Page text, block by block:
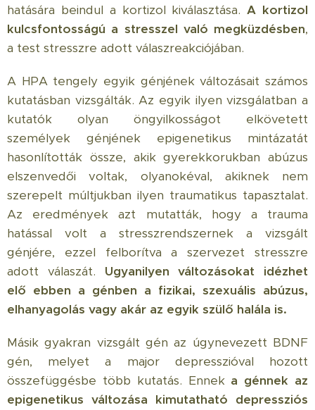
hatására beindul a kortizol kiválasztása.A kortizol
kulcsfontosságú a stresszel való megküzdésben,
a test stresszre adott válaszreakciójában.
A HPA tengely egyik génjének változásait számos
kutatásban vizsgálták. Az egyik ilyen vizsgálatban a
kutatók olyan öngyilkosságot elkövetett
személyek génjének epigenetikus mintázatát
hasonlították össze, akik gyerekkorukban abúzus
elszenvedői voltak, olyanokéval, akiknek nem
szerepelt múltjukban ilyen traumatikus tapasztalat.
Az eredmények azt mutatták, hogy a trauma
hatással volt a stresszrendszernek a vizsgált
génjére, ezzel felborítva a szervezet stresszre
adott válaszát. Ugyanilyen változásokat idézhet
elő ebben a génben a fizikai, szexuális abúzus,
elhanyagolás vagy akár az egyik szülő halála is.
Másik gyakran vizsgált gén az úgynevezett BDNF
gén, melyet a major depresszióval hozott
összefüggésbe több kutatás. Ennek a génnek az
epigenetikus változása kimutatható depressziós